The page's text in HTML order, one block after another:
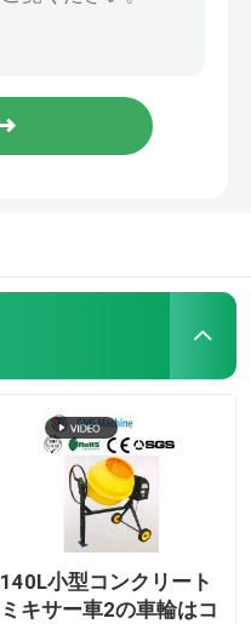
140L小型コンクリート
ミキサー車2の車輪はコ